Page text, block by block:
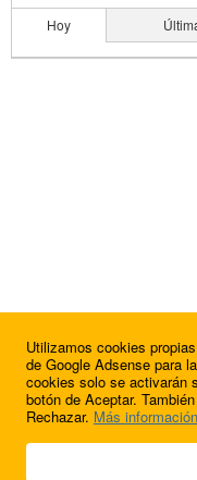
Hoy
© 2009 - 2026 Soluciones
Utilizamos cookies
de Google Adsense para
cookies solo se activarán
botón de Aceptar.
Rechazar. Más información